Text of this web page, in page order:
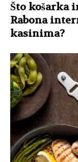
Što košarka
Rabona
kasinima?